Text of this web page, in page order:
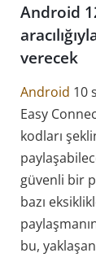
Android
verecek
Android 10
Easy
kodları
güvenli bir
bazı
bu,